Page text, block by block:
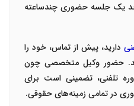
حد یک جلسه حضوری چندساعته
دارید، پیش از تماس، خود را
حضور وکیل متخصصی چون
تلفنی، تضمینی است برای
در تمامی زمینه‌های حقوقی.